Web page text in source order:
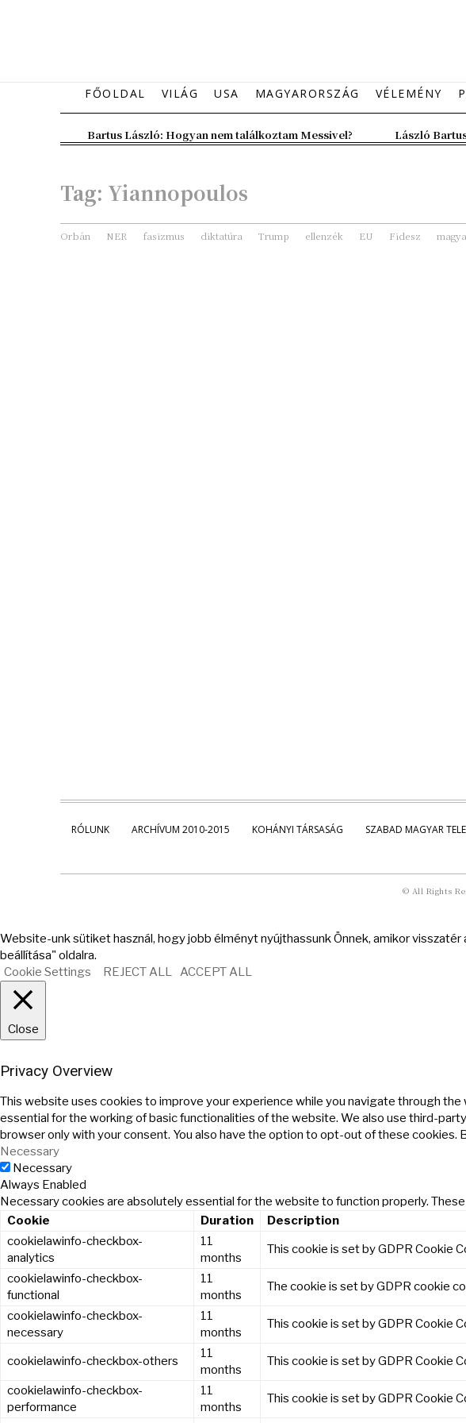
FŐOLDAL VILÁG USA MAGYARORSZÁG VÉLEMÉNY
Bartus László: Hogyan nem találkoztam Messivel? László
Tag: Yiannopoulos
Orbán NER fasizmus diktatúra Trump ellenzék EU Fidesz
RÓLUNK ARCHÍVUM 2010-2015 KOHÁNYI TÁRSASÁG SZABAD MAGYAR
© All Rights
Website-unk sütiket használ, hogy jobb élményt nyújthassunk Önnek, amikor
beállítása" oldalra.
Cookie Settings
REJECT ALL ACCEPT ALL
Close
Privacy Overview
This website uses cookies to improve your experience while you navigate through
essential for the working of basic functionalities of the website. We also use third-
browser only with your consent. You also have the option to opt-out of these
Necessary
Necessary
Always Enabled
Necessary cookies are absolutely essential for the website to function properly.
Cookie
Duration
Description
cookielawinfo-checkbox-
analytics
11
months
This cookie is set by GDPR Cookie
cookielawinfo-checkbox-
functional
11
months
The cookie is set by GDPR cookie
cookielawinfo-checkbox-
necessary
11
months
This cookie is set by GDPR Cookie
cookielawinfo-checkbox-others
11
months
This cookie is set by GDPR Cookie
cookielawinfo-checkbox-
performance
11
months
This cookie is set by GDPR Cookie